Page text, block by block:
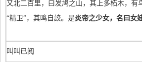
又北二百里，曰发鸠之山，其上多柘木，
“精卫”，其鸣自詨。是炎帝之少女，名曰女
叫叫已阅